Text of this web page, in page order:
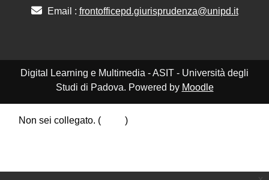
Email : frontofficepd.giurisprudenza@unipd.it
Digital Learning e Multimedia - ASIT - Università degli
Studi di Padova. Powered by Moodle
Non sei collegato. (
)